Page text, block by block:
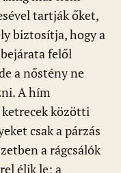
tartják őket,
biztosítja, hogy a
felől
a nőstény ne
A hím
közötti
csak a párzás
a rágcsálók
élik le; a